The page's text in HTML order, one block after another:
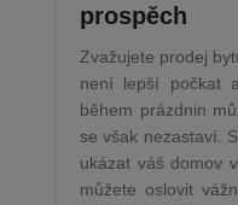
prospěch
Zvažujete prodej
není lepší počkat
během prázdnin
se však nezastaví.
ukázat váš domov
můžete oslovit